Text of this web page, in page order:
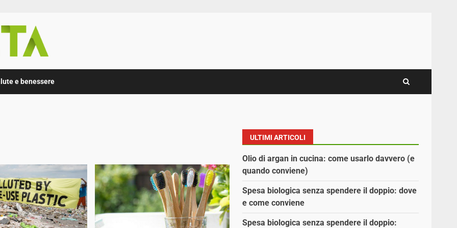
e benessere
ULTIMI ARTICOLI
Olio di argan in cucina: come usarlo davvero (e
quando conviene)
Spesa biologica senza spendere il doppio: dove
e come conviene
Spesa biologica senza spendere il doppio: